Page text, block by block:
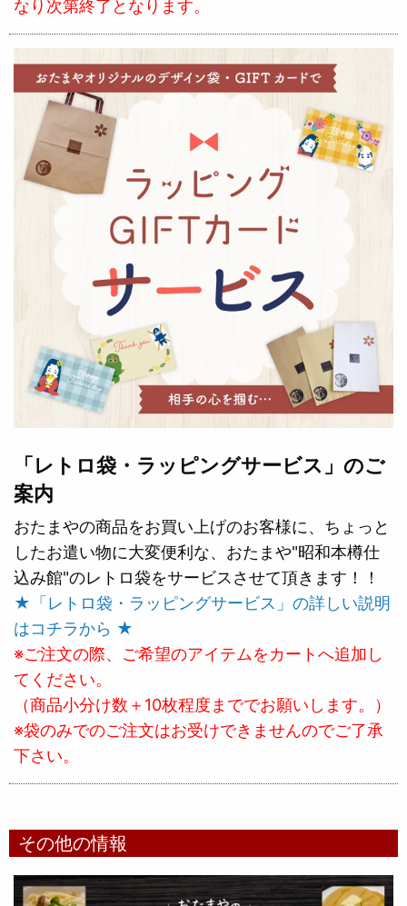
なり次第終了となります。
「レトロ袋・ラッピングサービス」のご
案内
おたまやの商品をお買い上げのお客様に、ちょっと
したお遣い物に大変便利な、おたまや"昭和本樽仕
込み館"のレトロ袋をサービスさせて頂きます！！
★「レトロ袋・ラッピングサービス」の詳しい説明
はコチラから ★
※ご注文の際、ご希望のアイテムをカートへ追加し
てください。
（商品小分け数＋10枚程度まででお願いします。）
※袋のみでのご注文はお受けできませんのでご了承
下さい。
その他の情報